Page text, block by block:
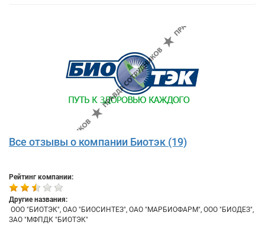
Все отзывы о компании Биотэк (19)
Рейтинг компании:
Другие названия:
​ ООО "БИОТЭК", ОАО "БИОСИНТЕЗ", ОАО "МАРБИОФАРМ", ООО "БИОДЕЗ",
ЗАО "МФПДК "БИОТЭК"